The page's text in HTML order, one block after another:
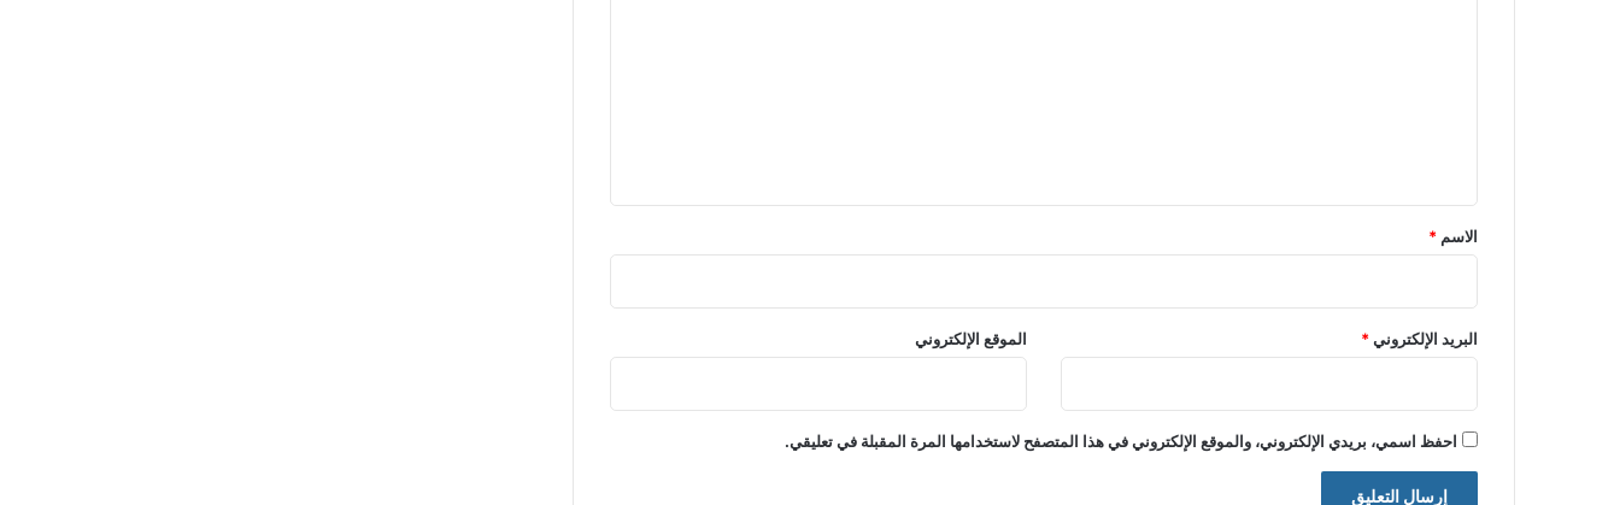
*
الاسم *
البريد الإلكتروني* الموقع الإلكتروني
احفظ اسمي، بريدي الإلكتروني، والموقع الإلكتروني في هذا المتصفح لاستخدامها المرة المقبلة في تعليقي.